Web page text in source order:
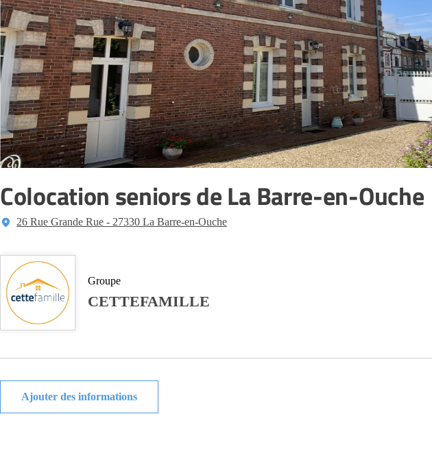
Colocation seniors de La Barre-en-Ouche
26 Rue Grande Rue - 27330 La Barre-en-Ouche
Groupe
CETTEFAMILLE
Ajouter des informations